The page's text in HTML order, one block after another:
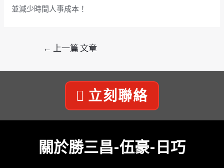
並減少時間人事成本！
← 上一篇 文章
立刻聯絡
關於勝三昌-伍豪-日巧